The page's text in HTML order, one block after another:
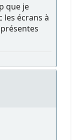
que je
les écrans à